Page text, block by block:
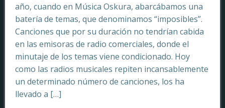
año, cuando en Música Oskura, abarcábamos una
batería de temas, que denominamos “imposibles”.
Canciones que por su duración no tendrían cabida
en las emisoras de radio comerciales, donde el
minutaje de los temas viene condicionado. Hoy
como las radios musicales repiten incansablemente
un determinado número de canciones, los ha
llevado a […]